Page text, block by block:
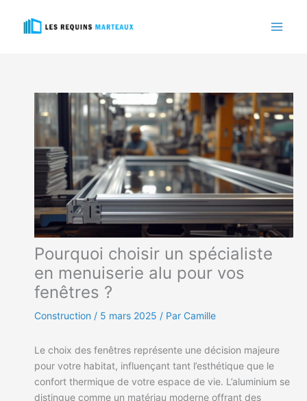
Pourquoi choisir un spécialiste
en menuiserie alu pour vos
fenêtres ?
Construction / 5 mars 2025 / Par Camille
Le choix des fenêtres représente une décision majeure
pour votre habitat, influençant tant l’esthétique que le
confort thermique de votre espace de vie. L’aluminium se
distingue comme un matériau moderne offrant des